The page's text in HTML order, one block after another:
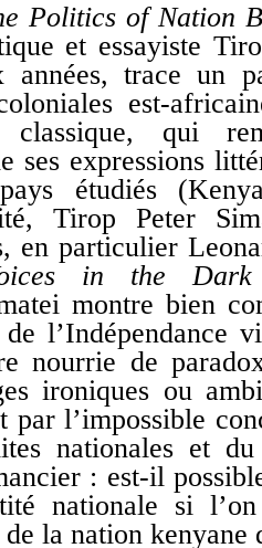
Politics of Nation
et essayiste
années, trace un
est-
classique, qui
ses expressions
étudiés
Tirop Peter
en particulier
in the Dark
montre bien
l’Indépendance
nourrie de
ironiques ou
l’impossible
nationales et
: est-il
nationale si
la nation kenyane